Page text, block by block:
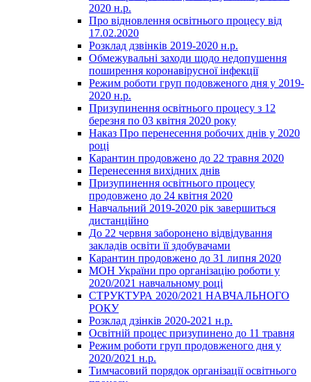
2020 н.р.
Про відновлення освітнього процесу від
17.02.2020
Розклад дзвінків 2019-2020 н.р.
Обмежувальні заходи щодо недопушення
поширення коронавірусної інфекції
Режим роботи груп подовженого дня у 2019-
2020 н.р.
Призупинення освітнього процесу з 12
березня по 03 квітня 2020 року
Наказ Про перенесення робочих днів у 2020
році
Карантин продовжено до 22 травня 2020
Перенесення вихідних днів
Призупинення освітнього процесу
продовжено до 24 квітня 2020
Навчальний 2019-2020 рік завершиться
дистанційно
До 22 червня заборонено відвідування
закладів освіти її здобувачами
Карантин продовжено до 31 липня 2020
МОН України про організацію роботи у
2020/2021 навчальному році
СТРУКТУРА 2020/2021 НАВЧАЛЬНОГО
РОКУ
Розклад дзінків 2020-2021 н.р.
Освітній процес призупинено до 11 травня
Режим роботи груп продовженого дня у
2020/2021 н.р.
Тимчасовий порядок організації освітнього